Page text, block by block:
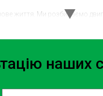
життя. Ми розбираємо
запчастини.
наших